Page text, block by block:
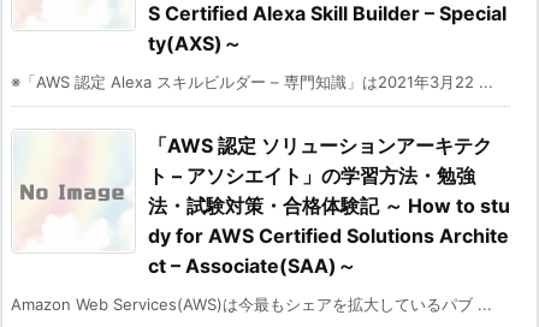
S Certified Alexa Skill Builder – Special
ty(AXS)～
※「AWS 認定 Alexa スキルビルダー – 専門知識」は2021年3月22 ...
「AWS 認定 ソリューションアーキテク
ト – アソシエイト」の学習方法・勉強
法・試験対策・合格体験記 ～ How to stu
dy for AWS Certified Solutions Archite
ct – Associate(SAA)～
Amazon Web Services(AWS)は今最もシェアを拡大しているパブ ...